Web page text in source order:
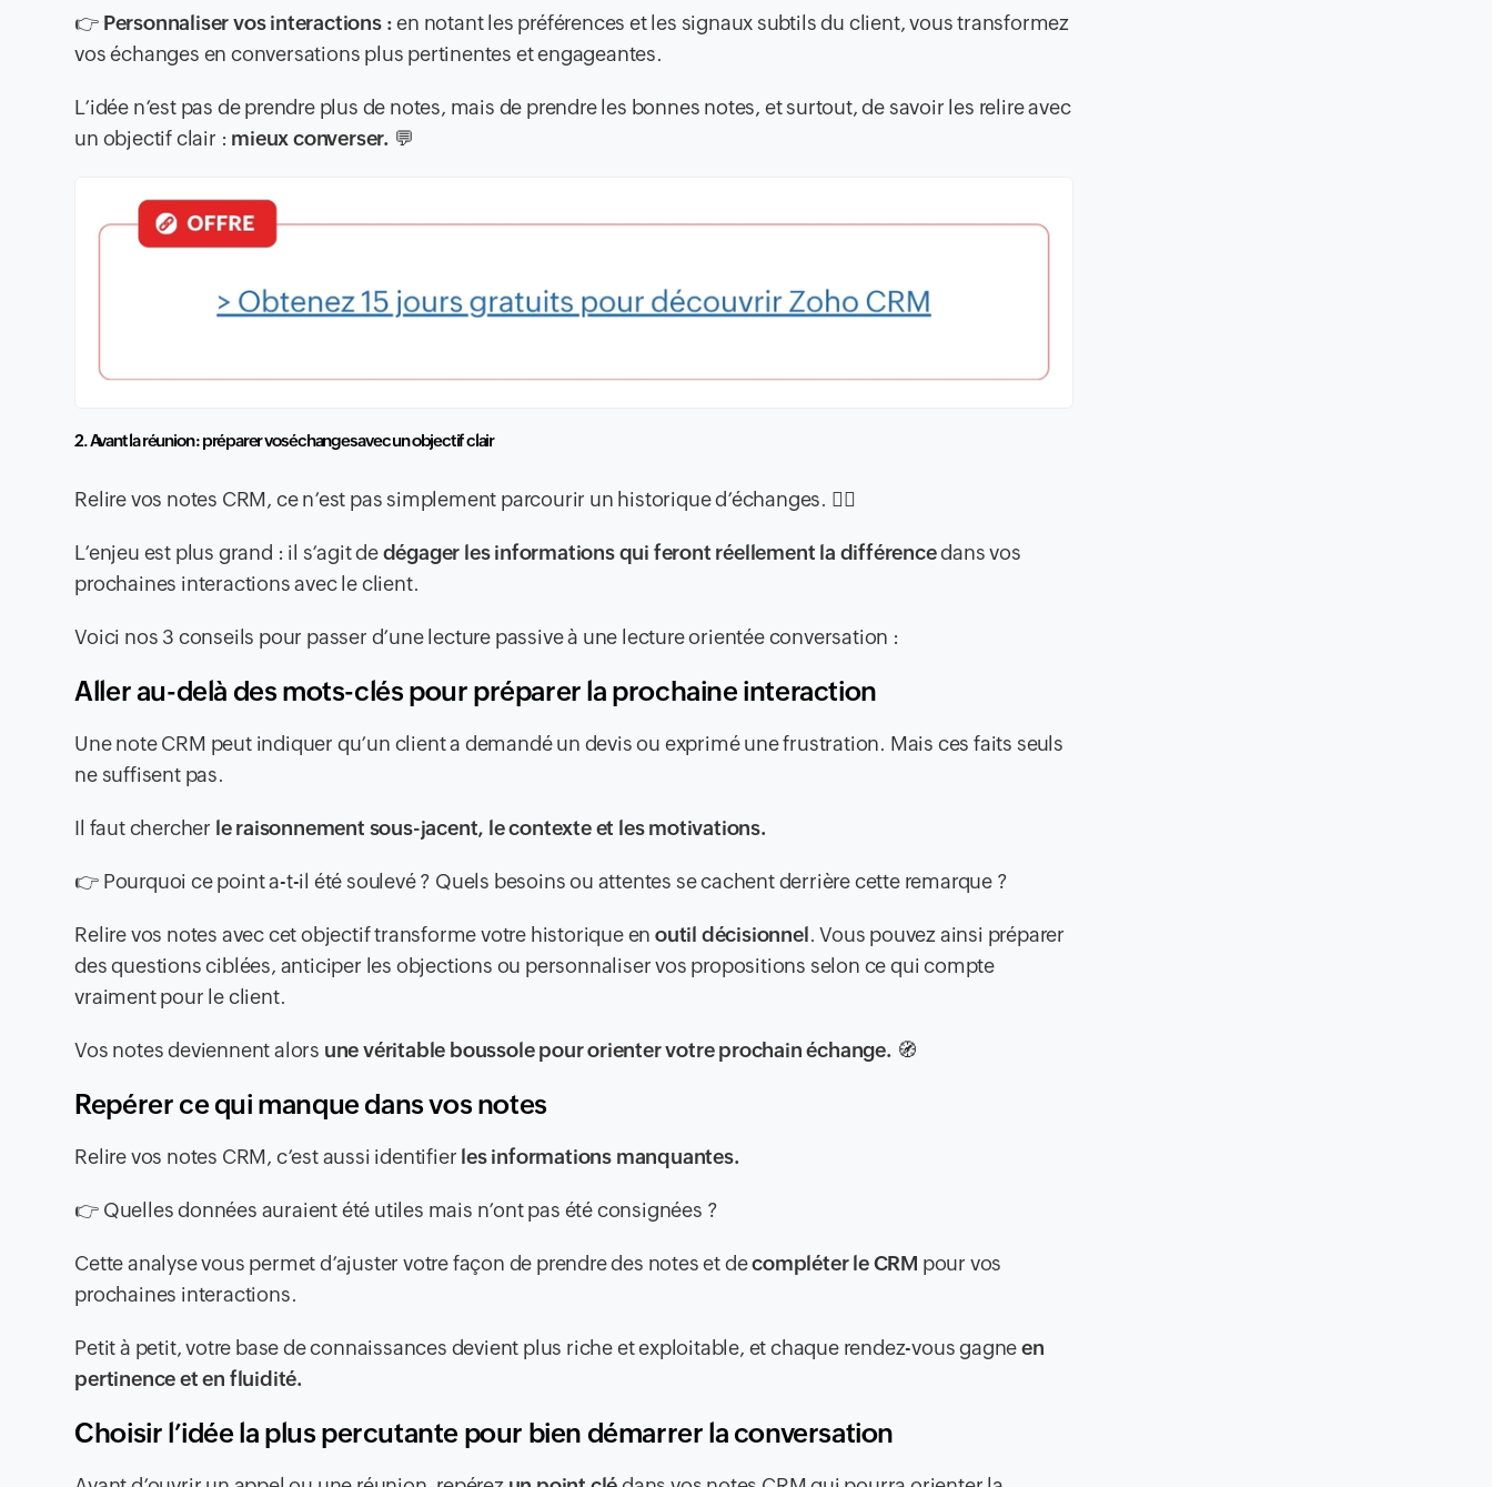
👉 Personnaliser vos interactions :en notant les préférences et les signaux subtils du client, vous transformez
vos échanges en conversations plus pertinentes et engageantes.
L’idée n’est pas de prendre plus de notes, mais de prendre les bonnes notes, et surtout, de savoir les relire avec
un objectif clair : mieux converser. 💬
2. Avant la réunion : préparer vos échanges avec un objectif clair
Relire vos notes CRM, ce n’est pas simplement parcourir un historique d’échanges. 🙅‍♂️
L’enjeu est plus grand : il s’agit dedégager les informations qui feront réellement la différencedans vos
prochaines interactions avec le client.
Voici nos 3 conseils pour passer d’une lecture passive à une lecture orientée conversation :
Aller au-delà des mots-clés pour préparer la prochaine interaction
Une note CRM peut indiquer qu’un client a demandé un devis ou exprimé une frustration. Mais ces faits seuls
ne suffisent pas.
Il faut chercher le raisonnement sous-jacent, le contexte et les motivations.
👉 Pourquoi ce point a-t-il été soulevé ? Quels besoins ou attentes se cachent derrière cette remarque ?
Relire vos notes avec cet objectif transforme votre historique enoutil décisionnel. Vous pouvez ainsi préparer
des questions ciblées, anticiper les objections ou personnaliser vos propositions selon ce qui compte
vraiment pour le client.
Vos notes deviennent alors une véritable boussole pour orienter votre prochain échange. 🧭
Repérer ce qui manque dans vos notes
Relire vos notes CRM, c’est aussi identifier les informations manquantes.
👉 Quelles données auraient été utiles mais n’ont pas été consignées ?
Cette analyse vous permet d’ajuster votre façon de prendre des notes et decompléter le CRM pour vos
prochaines interactions.
Petit à petit, votre base de connaissances devient plus riche et exploitable, et chaque rendez-vous gagneen
pertinence et en fluidité.
Choisir l’idée la plus percutante pour bien démarrer la conversation